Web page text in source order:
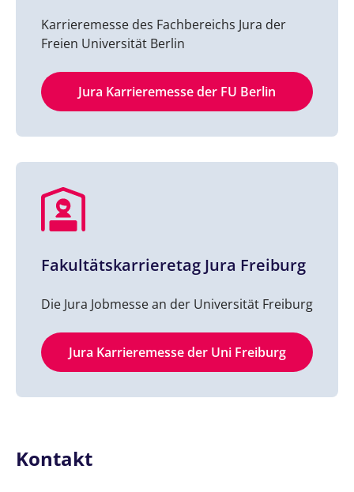
Karrieremesse des Fachbereichs Jura der
Freien Universität Berlin
Jura Karrieremesse der FU Berlin
Fakultätskarrieretag Jura Freiburg
Die Jura Jobmesse an der Universität Freiburg
Jura Karrieremesse der Uni Freiburg
Kontakt